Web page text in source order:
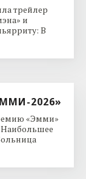
трейлер
и
В
2026»
«Эмми»
Наибольшее